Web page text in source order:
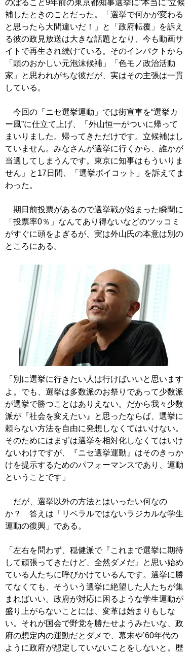
のぼること9年前の東京都知事選挙に“本当に”立候
補したときのことだった。「選挙で何かが変わる
と思ったら大間違いだ！」と「政府転覆」を訴え
る彼の政見放送は大きな話題となり、今も動画サ
イトで再生され続けている。そのインパクトから
「頭のおかしい元泡沫候補」「色モノ政治活動
家」と思われがちな彼だが、実はその主張は一貫
している。
今回の「ニセ選挙運動」では街宣車を“選挙カ
ー風”に仕立て上げ、「外山恒一がついに帰って
まいりました。帰ってきただけです。立候補はし
ていません。みなさんが選挙に行くから、誰かが
当選してしまうんです。東京に知事はもういりま
せん」と17日間、「選挙ボイコット」を訴えてま
わった。
期日前投票があるので選挙戦が始まった瞬間に
「投票率0％」なんてあり得ないなどのツッコミ
がすぐに頭をよぎるが、実は外山氏の本意は別の
ところにある。
「別に選挙に行きたい人は行けばいいと思います
よ。でも、選挙は多数派のお祭りであって少数派
が選挙で勝つことはありえない。だから我々少数
派が『社会を変えたい』と思ったならば、選挙に
頼らない方法を自由に発想しなくてはいけない。
そのためにはまずは選挙を相対化しなくてはいけ
ないわけですが、『ニセ選挙運動』はそのきっか
けを提示するためのパフォーマンスであり、運動
ということです」
だが、選挙以外の方法とはいったい何なの
か？ 答えは「リベラルではないラジカルな学生
運動の復興」である。
「左右を問わず、穏健派で『これまで選挙に期待
して頑張ってきたけど、全然ダメだ』と思い始め
ている人たちに呼びかけているんです。選挙に勝
てなくても、そういう選挙に絶望した人たちが集
まればいい。政府が対応に困るような学生運動が
盛り上がらないことには、変革は始まりもしな
い。それが国会で野党を勝たせようみたいな、政
府の想定内の運動だとダメで、幕末や’60年代の
ように政府が想定していないことをしないと。歴